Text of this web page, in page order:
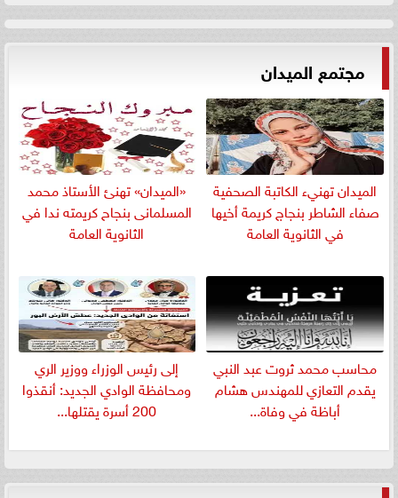
مجتمع الميدان
الميدان تهنيء الكاتبة الصحفية
صفاء الشاطر بنجاج كريمة أخيها
في الثانوية العامة
«الميدان» تهنئ الأستاذ محمد
المسلمانى بنجاح كريمته ندا في
الثانوية العامة
​محاسب محمد ثروت عبد النبي
يقدم التعازي للمهندس هشام
أباظة في وفاة...
إلى رئيس الوزراء ووزير الري
ومحافظة الوادي الجديد: أنقذوا
200 أسرة يقتلها...